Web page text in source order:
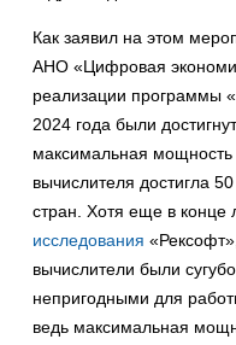
Как заявил на этом
АНО «Цифровая
реализации программы
2024 года были
максимальная мощность
вычислителя достигла
стран. Хотя еще в конце
исследования
вычислители были
непригодными для
ведь максимальная